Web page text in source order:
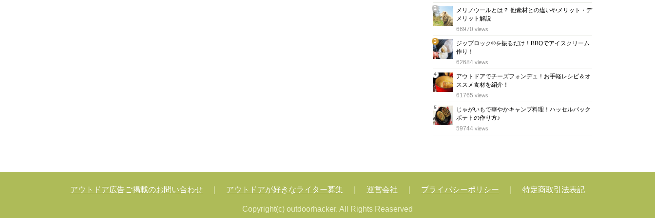
2
位
メリノウールとは？ 他素材との違いやメリット・デ
メリット解説
66970 views
3
位
ジップロック®を振るだけ！BBQでアイスクリーム
作り！
62684 views
4
位
アウトドアでチーズフォンデュ！お手軽レシピ＆オ
ススメ食材を紹介！
61765 views
5
位
じゃがいもで華やかキャンプ料理！ハッセルバック
ポテトの作り方♪
59744 views
アウトドア広告ご掲載のお問い合わせ アウトドアが好きなライター募集 運営会社 プライバシーポリシー 特定商取引法表記
Copyright(c) outdoorhacker. All Rights Reaserved